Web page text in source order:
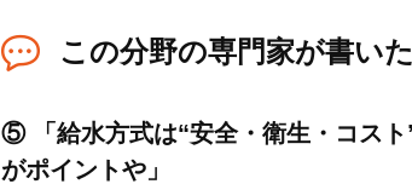
この分野の専門家が書い
⑤ 「給水方式は“安全・衛生・コス
がポイントや」